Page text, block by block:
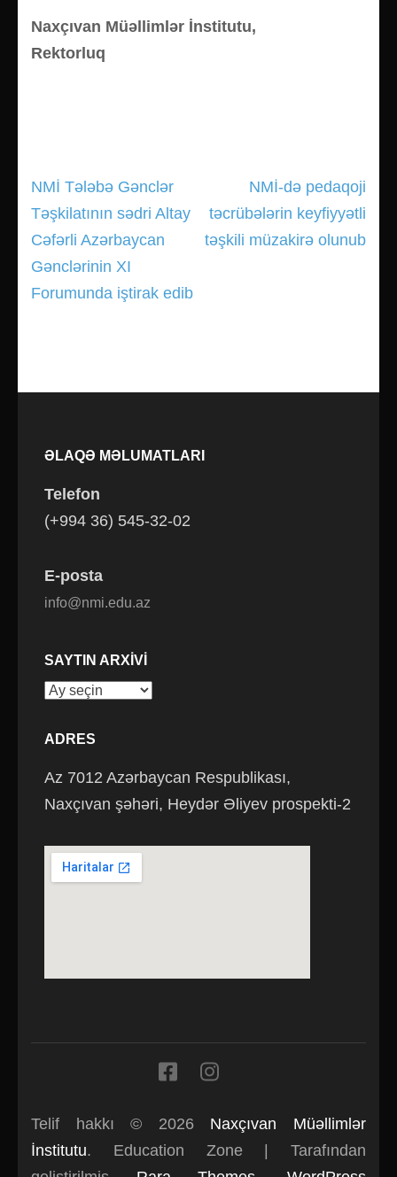
Naxçıvan Müəllimlər İnstitutu,
Rektorluq
Yazı
gezinmesi
NMİ Tələbə Gənclər
Təşkilatının sədri Altay
Cəfərli Azərbaycan
Gənclərinin XI
Forumunda iştirak edib
NMİ-də pedaqoji
təcrübələrin keyfiyyətli
təşkili müzakirə olunub
ƏLAQƏ MƏLUMATLARI
Telefon
(+994 36) 545-32-02
E-posta
info@nmi.edu.az
SAYTIN ARXIVI
Saytın
ADRES
Az 7012 Azərbaycan Respublikası,
Naxçıvan şəhəri, Heydər Əliyev prospekti-2
Telif hakkı © 2026 Naxçıvan Müəllimlər
İnstitutu.
Education Zone | Tarafından